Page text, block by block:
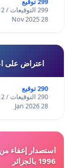
299 التوقيعات / 12 أشهر
28 Nov 2025
اعتراض على
290 توقيع
290 التوقيعات / 12 أشهر
28 Jan 2026
1996 بالجزائر